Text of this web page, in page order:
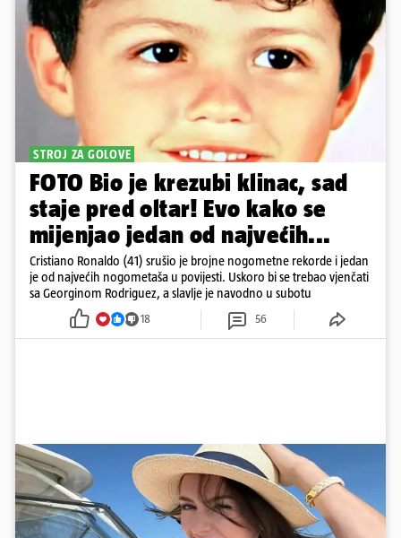
STROJ ZA GOLOVE
FOTO Bio je krezubi klinac, sad
staje pred oltar! Evo kako se
mijenjao jedan od najvećih...
Cristiano Ronaldo (41) srušio je brojne nogometne rekorde i jedan
je od najvećih nogometaša u povijesti. Uskoro bi se trebao vjenčati
sa Georginom Rodriguez, a slavlje je navodno u subotu
18 56